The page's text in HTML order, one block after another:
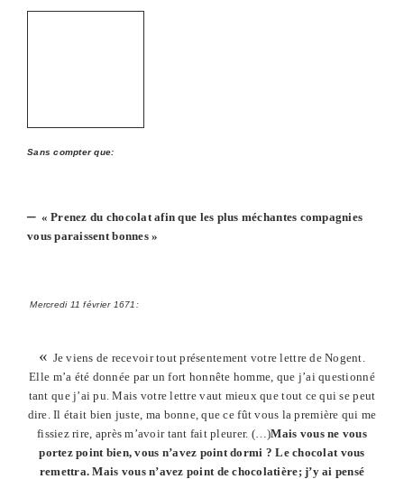
Sans compter que:
– « Prenez du chocolat afin que les plus méchantes compagnies
vous paraissent bonnes »
Mercredi 11 février 1671:
« Je viens de recevoir tout présentement votre lettre de Nogent.
Elle m’a été donnée par un fort honnête homme, que j’ai questionné
tant que j’ai pu. Mais votre lettre vaut mieux que tout ce qui se peut
dire. Il était bien juste, ma bonne, que ce fût vous la première qui me
fissiez rire, après m’avoir tant fait pleurer. (…)Mais vous ne vous
portez point bien, vous n’avez point dormi ? Le chocolat vous
remettra. Mais vous n’avez point de chocolatière; j’y ai pensé